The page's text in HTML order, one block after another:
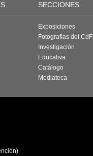
SECCIONES
Exposiciones
Fotografías del CdF
Investigación
Educativa
Catálogo
Mediateca